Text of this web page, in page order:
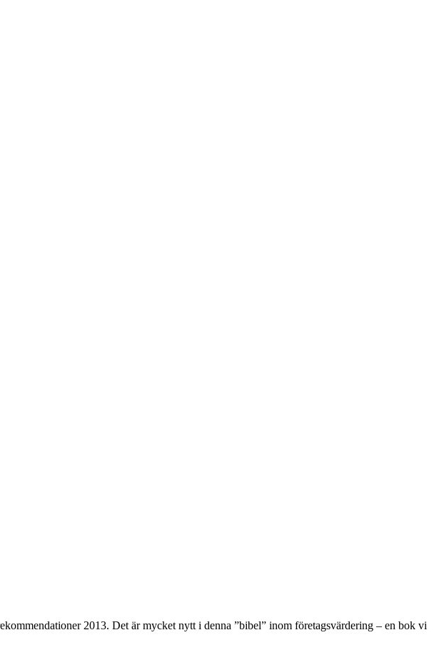
2013. Det är mycket nytt i denna ”bibel” inom företagsvärdering – en bok vi